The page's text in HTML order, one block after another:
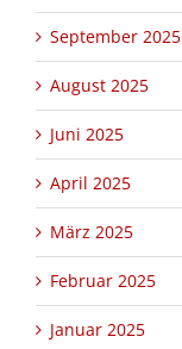
September 2025
August 2025
Juni 2025
April 2025
März 2025
Februar 2025
Januar 2025